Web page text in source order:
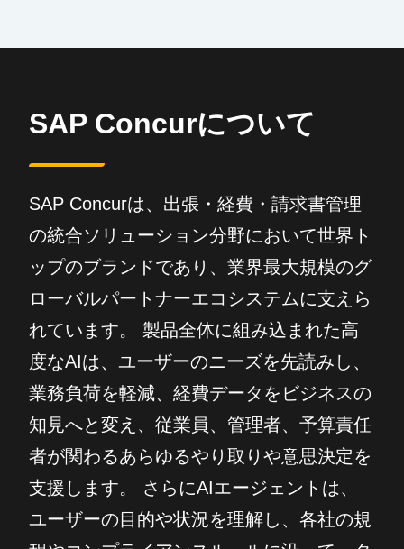
SAP Concurについて
SAP Concurは、出張・経費・請求書管理
の統合ソリューション分野において世界ト
ップのブランドであり、業界最大規模のグ
ローバルパートナーエコシステムに支えら
れています。 製品全体に組み込まれた高
度なAIは、ユーザーのニーズを先読みし、
業務負荷を軽減、経費データをビジネスの
知見へと変え、従業員、管理者、予算責任
者が関わるあらゆるやり取りや意思決定を
支援します。 さらにAIエージェントは、
ユーザーの目的や状況を理解し、各社の規